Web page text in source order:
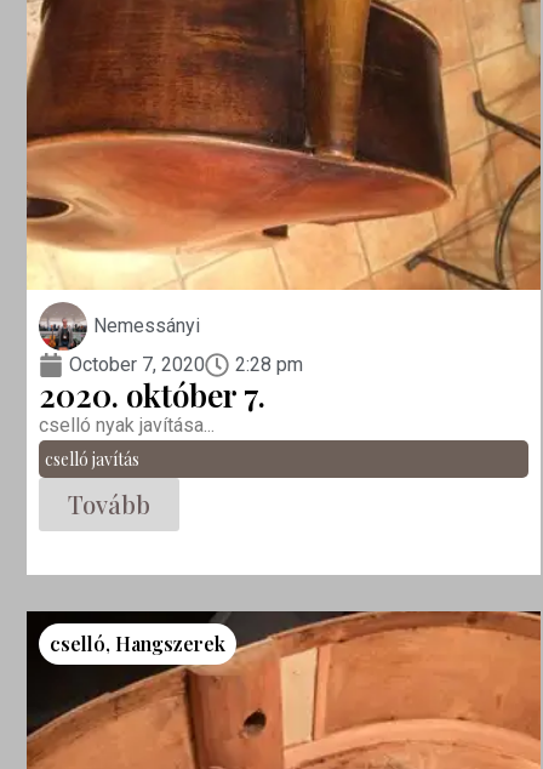
Nemessányi
October 7, 2020
2:28 pm
2020. október 7.
cselló nyak javítása...
cselló javítás
Tovább
cselló, Hangszerek